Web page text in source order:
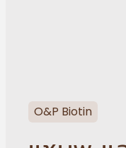
O&P Biotin